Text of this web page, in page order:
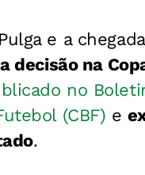
e a
decisão na
no
(CBF) e
.